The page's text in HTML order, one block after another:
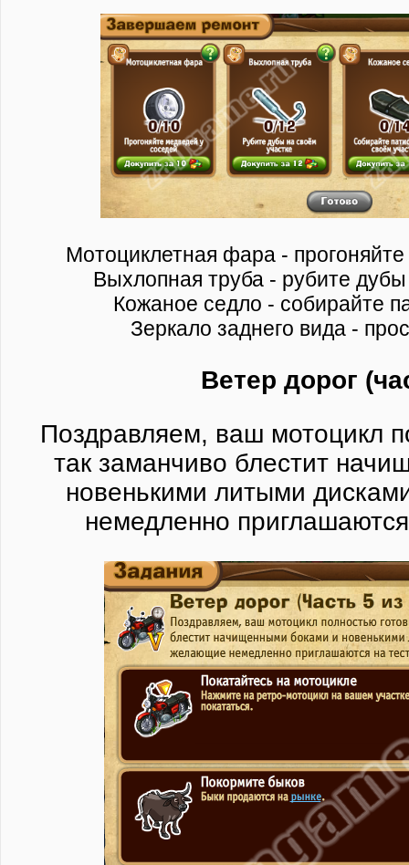
Мотоциклетная фара -
Выхлопная труба - рубите
Кожаное седло - собирайте
Зеркало заднего вида -
Ветер дорог
Поздравляем, ваш мотоцикл
так заманчиво блестит
новенькими литыми
немедленно